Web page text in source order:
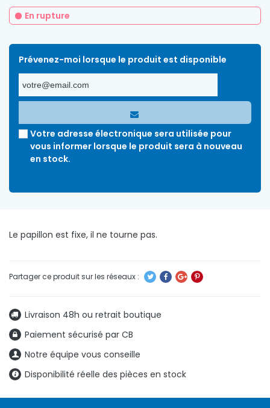
Le papillon est fixe, il ne tourne pas.
Livraison 48h ou retrait boutique
Paiement sécurisé par CB
Notre équipe vous conseille
Disponibilité réelle des pièces en stock
En rupture
Prévenez-moi lorsque le produit est disponible
Votre adresse électronique sera utilisée pour
vous informer lorsque le produit sera à nouveau
en stock.